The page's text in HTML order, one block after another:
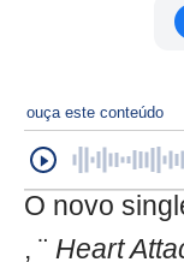
ouça este conteúdo
O novo
, ¨ Heart